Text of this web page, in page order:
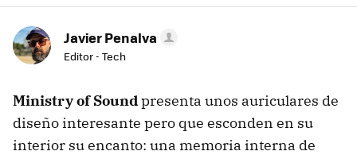
Javier Penalva
Editor - Tech
Ministry of Soundpresenta unos auriculares de
diseño interesante pero que esconden en su
interior su encanto: una memoria interna de